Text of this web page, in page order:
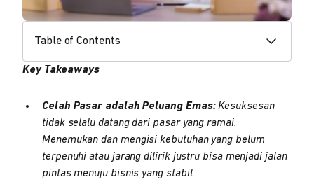
Table of Contents
Key Takeaways
Celah Pasar adalah Peluang Emas:Kesuksesan
tidak selalu datang dari pasar yang ramai.
Menemukan dan mengisi kebutuhan yang belum
terpenuhi atau jarang dilirik justru bisa menjadi jalan
pintas menuju bisnis yang stabil.